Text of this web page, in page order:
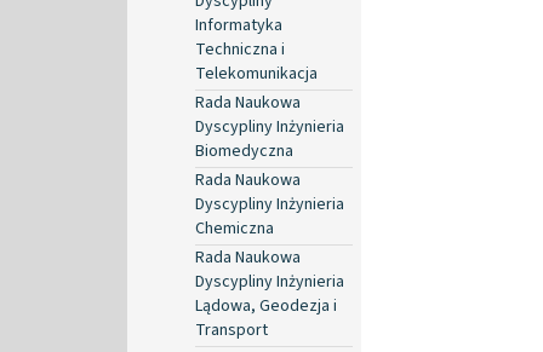
Informatyka
Techniczna i
Telekomunikacja
Rada Naukowa
Dyscypliny Inżynieria
Biomedyczna
Rada Naukowa
Dyscypliny Inżynieria
Chemiczna
Rada Naukowa
Dyscypliny Inżynieria
Lądowa, Geodezja i
Transport